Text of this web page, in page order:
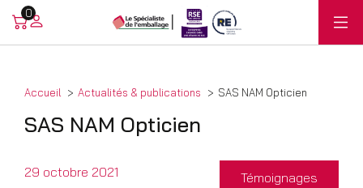
0
Accueil Actualités & publications SAS NAM Opticien
SAS NAM Opticien
29 octobre 2021 Témoignages